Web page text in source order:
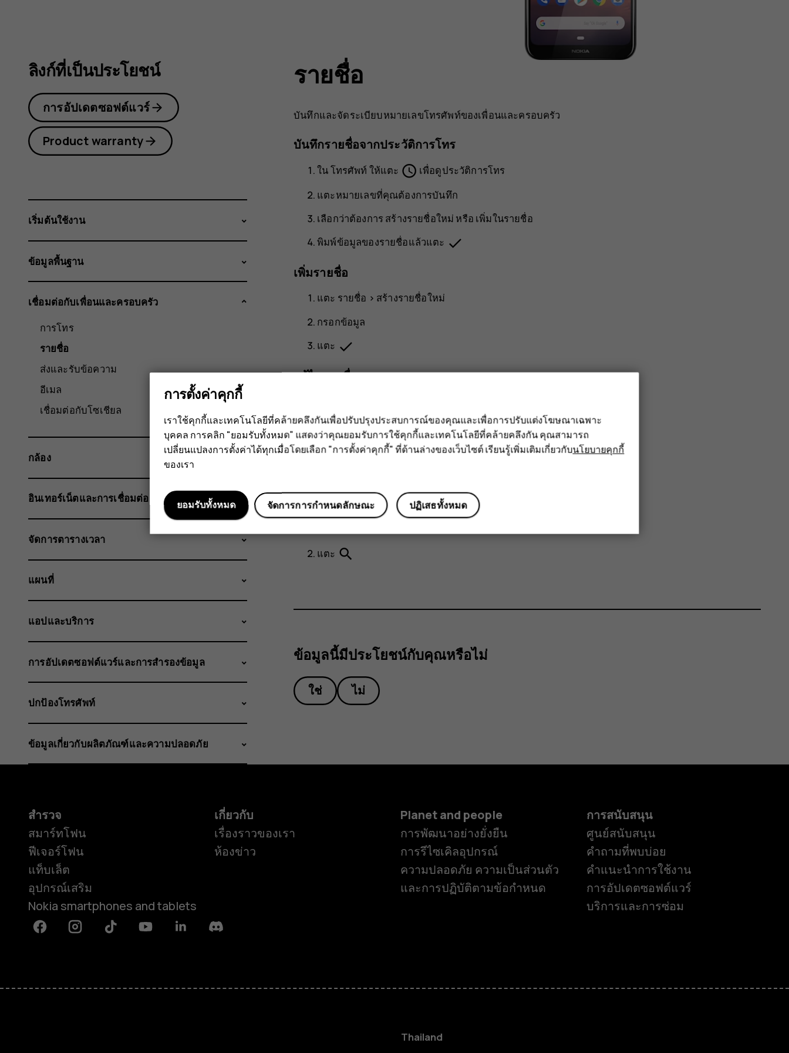
สมาร์ทโฟน
ฟีเจอร์โฟน
รายชื่อ
บันทึกและจัดระเบียบหมายเลขโทรศัพท์ของเพื่อนและครอบครัว
บันทึกรายชื่อจากประวัติการโทร
ในโทรศัพท์ ให้แตะ schedule เพื่อดูประวัติการโทร
แตะหมายเลขที่คุณต้องการบันทึก
เลือกว่าต้องการสร้างรายชื่อใหม่ หรือ เพิ่มในรายชื่อ
พิมพ์ข้อมูลของรายชื่อแล้วแตะ done
เพิ่มรายชื่อ
แตะ รายชื่อ > สร้างรายชื่อใหม่
กรอกข้อมูล
แตะ done
แก้ไขรายชื่อ
แตะedit
แก้ไขข้อมูล
ค้นหารายชื่อ
แตะ search
ข้อมูลนี้มีประโยชน์กับคุณหรือไม่
ใช่ ไม่
ลิงก์ที่เป็นประโยชน์
การอัปเดตซอฟต์แวร์
Product warranty
เริ่มต้นใช้งาน
ข้อมูลพื้นฐาน
เชื่อมต่อกับเพื่อนและครอบครัว
การโทร
รายชื่อ
ส่งและรับข้อความ
อีเมล
เชื่อมต่อกับโซเชียล
กล้อง
อินเทอร์เน็ตและการเชื่อมต่อ
จัดการตารางเวลา
แผนที่
แอปและบริการ
การอัปเดตซอฟต์แวร์และการสำรองข้อมูล
ปกป้องโทรศัพท์
ข้อมูลเกี่ยวกับผลิตภัณฑ์และความปลอดภัย
สำรวจ
สมาร์ทโฟน
ฟีเจอร์โฟน
แท็บเล็ต
อุปกรณ์เสริม
Nokia smartphones and tablets
เกี่ยวกับ
เรื่องราวของเรา
ห้องข่าว
Planet and people
การพัฒนาอย่างยั่งยืน
การรีไซเคิลอุปกรณ์
ความปลอดภัย ความเป็นส่วนตัว
และการปฏิบัติตามข้อกำหนด
การสนับสนุน
ศูนย์สนับสนุน
คำถามที่พบบ่อย
คำแนะนำการใช้งาน
การอัปเดตซอฟต์แวร์
บริการและการซ่อม
FacebookInstagramTiktok YoutubeLinkedinDiscord
Thailand
การตั้งค่าคุกกี้
เราใช้คุกกี้และเทคโนโลยีที่คล้ายคลึงกันเพื่อปรับปรุงประสบการณ์ของคุณและเพื่อการปรับแต่งโฆษณาเฉพาะ
บุคคล การคลิก "ยอมรับทั้งหมด" แสดงว่าคุณยอมรับการใช้คุกกี้และเทคโนโลยีที่คล้ายคลึงกัน คุณสามารถ
เปลี่ยนแปลงการตั้งค่าได้ทุกเมื่อโดยเลือก "การตั้งค่าคุกกี้" ที่ด้านล่างของเว็บไซต์ เรียนรู้เพิ่มเติมเกี่ยวกับนโยบายคุกกี้
ของเรา
ปฏิเสธทั้งหมด
จัดการการกำหนดลักษณะ
ยอมรับทั้งหมด